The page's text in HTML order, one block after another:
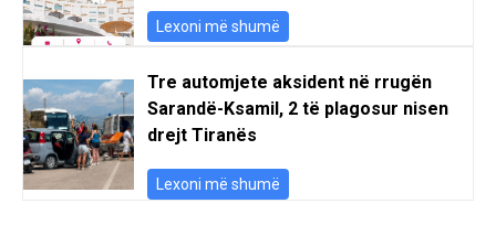
Lexoni më shumë
Tre automjete aksident në rrugën
Sarandë-Ksamil, 2 të plagosur nisen
drejt Tiranës
Lexoni më shumë